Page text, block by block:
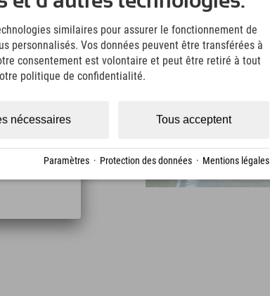
20 Min.
similaires pour assurer le fonctionnement de
personnalisés. Vos données peuvent être transférées à
consentement est volontaire et peut être retiré à tout
politique de confidentialité.
Tous acceptent
nécessaires
Paramètres · Protection des données · Mentions légales